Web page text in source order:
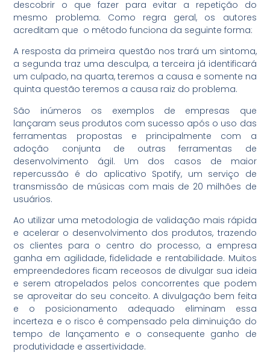
descobrir o que fazer para evitar a repetição do
mesmo problema. Como regra geral, os autores
acreditam que o método funciona da seguinte forma:
A resposta da primeira questão nos trará um sintoma,
a segunda traz uma desculpa, a terceira já identificará
um culpado, na quarta, teremos a causa e somente na
quinta questão teremos a causa raiz do problema.
São inúmeros os exemplos de empresas que
lançaram seus produtos com sucesso após o uso das
ferramentas propostas e principalmente com a
adoção conjunta de outras ferramentas de
desenvolvimento ágil. Um dos casos de maior
repercussão é do aplicativo Spotify, um serviço de
transmissão de músicas com mais de 20 milhões de
usuários.
Ao utilizar uma metodologia de validação mais rápida
e acelerar o desenvolvimento dos produtos, trazendo
os clientes para o centro do processo, a empresa
ganha em agilidade, fidelidade e rentabilidade. Muitos
empreendedores ficam receosos de divulgar sua ideia
e serem atropelados pelos concorrentes que podem
se aproveitar do seu conceito. A divulgação bem feita
e o posicionamento adequado eliminam essa
incerteza e o risco é compensado pela diminuição do
tempo de lançamento e o consequente ganho de
produtividade e assertividade.